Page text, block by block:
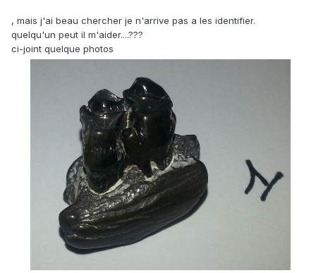
, mais j'ai beau chercher je n'arrive pas a les identifier.
quelqu'un peut il m'aider....???
ci-joint quelque photos